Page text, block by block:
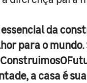
da
para o mundo.
a casa é